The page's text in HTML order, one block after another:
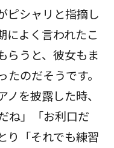
ピシャリと指摘し
によく言われたこ
らうと、彼女もま
のだそうです。
を披露した時、
ね」「お利口だ
り「それでも練習